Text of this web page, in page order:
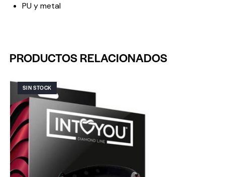
PU y metal
PRODUCTOS RELACIONADOS
SIN STOCK